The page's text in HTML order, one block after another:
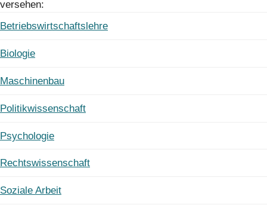
versehen:
Betriebswirtschaftslehre
Biologie
Maschinenbau
Politikwissenschaft
Psychologie
Rechtswissenschaft
Soziale Arbeit